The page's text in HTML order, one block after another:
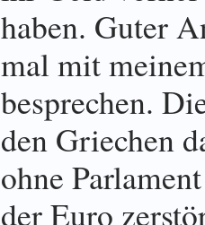
haben. Guter
mal mit
besprechen.
den Griechen
ohne
der Euro